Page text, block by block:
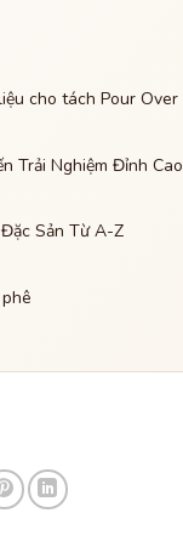
cho tách Pour Over
Trải Nghiệm Đỉnh Cao
Sản Từ A-Z